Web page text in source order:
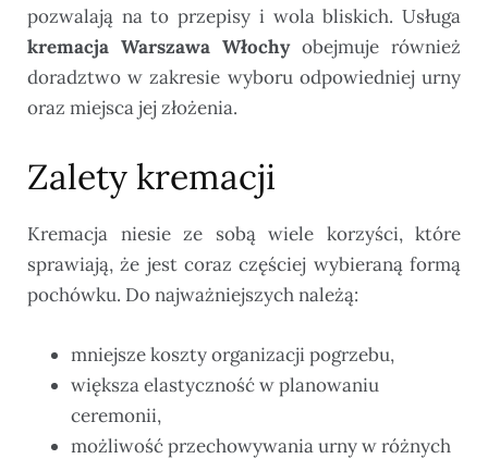
pozwalają na to przepisy i wola bliskich. Usługa
kremacja Warszawa Włochyobejmuje również
doradztwo w zakresie wyboru odpowiedniej urny
oraz miejsca jej złożenia.
Zalety kremacji
Kremacja niesie ze sobą wiele korzyści, które
sprawiają, że jest coraz częściej wybieraną formą
pochówku. Do najważniejszych należą:
mniejsze koszty organizacji pogrzebu,
większa elastyczność w planowaniu
ceremonii,
możliwość przechowywania urny w różnych